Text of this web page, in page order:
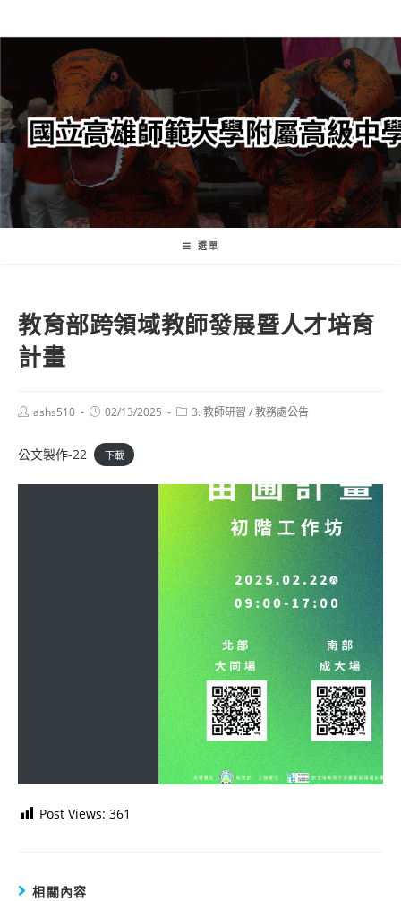
轉
要
內
容
選單
教育部跨領域教師發展暨人才培育
計畫
Postashs510
Post02/13/2025
Post3. 教師研習 /教務處公告
公文製作-22 下載
Post Views: 361
相關內容